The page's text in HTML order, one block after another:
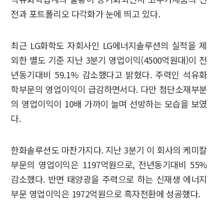
전과 포트폴리오 다각화가 눈에 띄고 있다.
최근 LG화학도 자회사인 LG에너지솔루션의 실적을 제
외한 별도 기준 지난 3분기 영업이익(4500억원대)이 전
년동기대비 59.1% 감소했다고 밝혔다. 주력인 석유화
학부문의 영업이익이 급감하면서다. 다만 첨단소재부분
의 영업이익이 10배 가까이 늘며 선방하는 모습을 보였
다.
한화솔루션도 마찬가지다. 지난 3분기 이 회사의 케미칼
부문의 영업이익은 1197억원으로, 전년동기대비 55%
감소했다. 반면 태양광을 주력으로 하는 신재생 에너지
부문 영업이익은 1972억원으로 흑자전환에 성공했다.